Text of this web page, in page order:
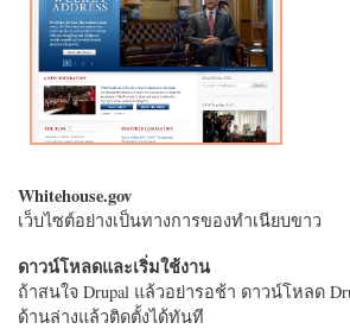
Whitehouse.gov
เว็บไซต์อย่างเป็นทางการของทำเนียบขาว
ดาวน์โหลดและเริ่มใช้งาน
ถ้าสนใจ Drupal แล้วอย่ารอช้า ดาวน์โหลด
ด้านล่างแล้วติดตั้งได้ทันที